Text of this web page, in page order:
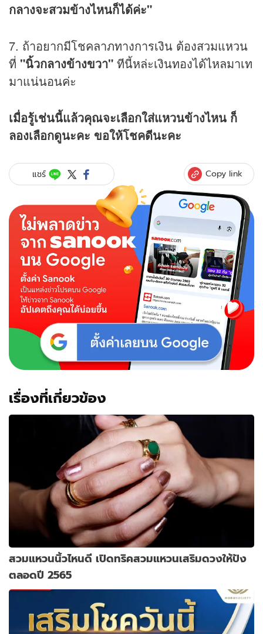
กลางจะสวมข้างไหนก็ได้ค่ะ"
7. ถ้าอยากมีโชคลาภทางการเงิน ต้องสวมแหวน
ที่ "นิ้วกลางข้างขวา" ทีนี้หล่ะเงินทองได้ไหลมาเท
มาแน่นอนค่ะ
เมื่อรู้เช่นนี้แล้วคุณจะเลือกใส่แหวนข้างไหน ก็
ลองเลือกดูนะคะ ขอให้โชคดีนะคะ
แชร์ Copy link
เรื่องที่เกี่ยวข้อง
สวมแหวนนิ้วไหนดี เปิดทริคสวมแหวนเสริมดวงให้ปัง
ตลอดปี 2565